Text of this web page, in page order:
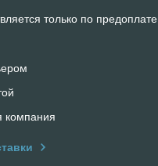
только по предоплате.
компания